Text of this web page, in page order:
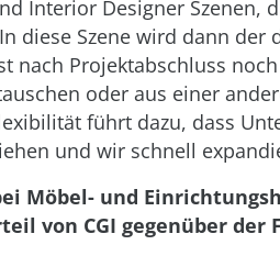
Interior Designer Szenen,
diese Szene wird dann der
nach Projektabschluss
oder aus einer
führt dazu, dass
und wir schnell
Möbel- und
von CGI gegenüber der